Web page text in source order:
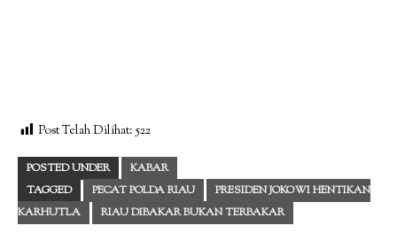
Post Telah Dilihat: 522
POSTED UNDER
KABAR
TAGGED
PECAT POLDA RIAU
PRESIDEN JOKOWI HENTIKAN
KARHUTLA
RIAU DIBAKAR BUKAN TERBAKAR